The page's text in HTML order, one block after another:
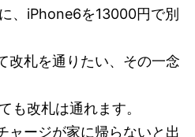
、iPhone6を13000円で別
改札を通りたい、その一念
も改札は通れます。
ャージが家に帰らないと出